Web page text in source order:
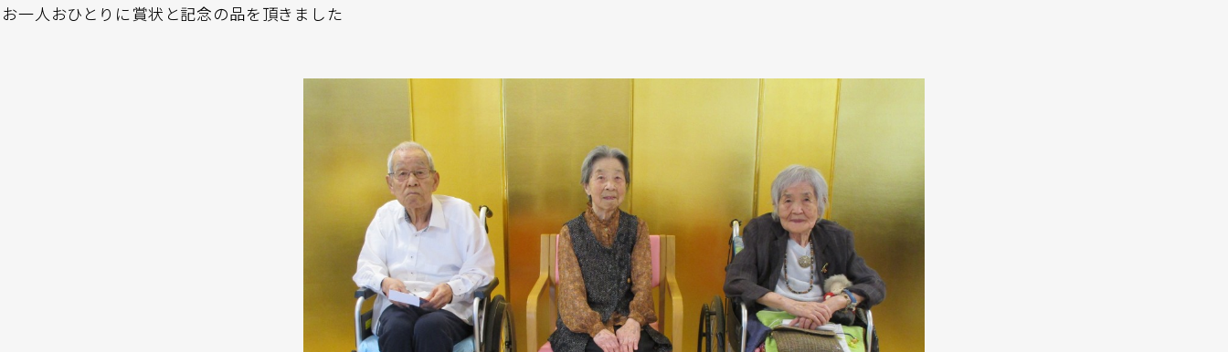
お一人おひとりに賞状と記念の品を頂きました